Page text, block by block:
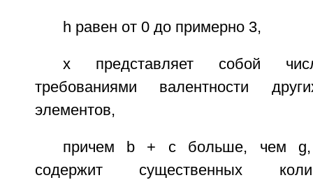
h равен от 0 до примерно 3,
х представляет собой
требованиями валентности
элементов,
причем b + с больше, чем g,
содержит существенных